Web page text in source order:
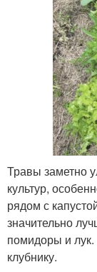
Травы заметно
культур,
рядом с
значительно
помидоры и
клубнику.